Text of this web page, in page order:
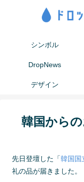
シンボル
DropNews
デザイン
韓国から
先日登壇した「韓国国
礼の品が届きました。